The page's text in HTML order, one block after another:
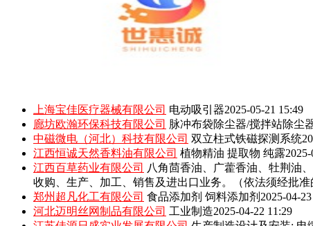
上海宝佳医疗器械有限公司 电动吸引器2025-05-21 15:49
廊坊欧瀚环保科技有限公司 脉冲布袋除尘器/搅拌站除尘
中磁微电（河北）科技有限公司 双立柱式铁磁探测系统
江西恒诚天然香料油有限公司 植物精油 提取物 纯露
江西百草药业有限公司
八角茴香油、广藿香油、牡荆油
收购、生产、加工、销售及进出口业务。（依法须经批
郑州超凡化工有限公司 食品添加剂 饲料添加剂 2025-04-
河北迈明丝网制品有限公司 工业制造2025-04-22 11:29